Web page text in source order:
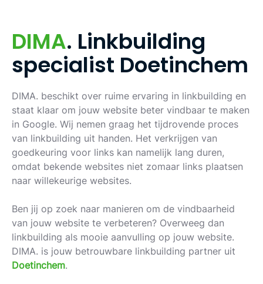
DIMA. Linkbuilding
specialist Doetinchem
DIMA. beschikt over ruime ervaring in linkbuilding en
staat klaar om jouw website beter vindbaar te maken
in Google. Wij nemen graag het tijdrovende proces
van linkbuilding uit handen. Het verkrijgen van
goedkeuring voor links kan namelijk lang duren,
omdat bekende websites niet zomaar links plaatsen
naar willekeurige websites.
Ben jij op zoek naar manieren om de vindbaarheid
van jouw website te verbeteren? Overweeg dan
linkbuilding als mooie aanvulling op jouw website.
DIMA. is jouw betrouwbare linkbuilding partner uit
Doetinchem.